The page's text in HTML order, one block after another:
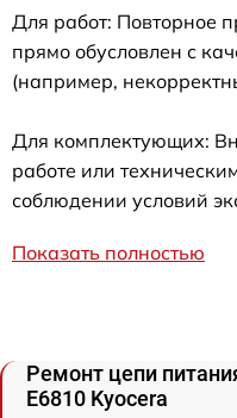
Для работ: Повторное
прямо обусловлен с
(например,
Для комплектующих:
работе или
соблюдении условий
Показать полностью
Ремонт цепи
E6810 Kyocera